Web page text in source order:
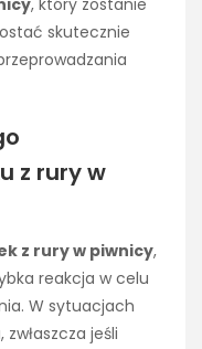
, który zostanie
skutecznie
z rury w
z rury w piwnicy,
reakcja w celu
W sytuacjach
jeśli